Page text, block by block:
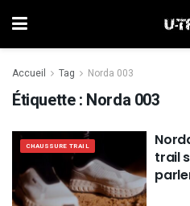
Accueil Tag Norda 003
Étiquette : Norda 003
CHAUSSURE TRAIL
trail